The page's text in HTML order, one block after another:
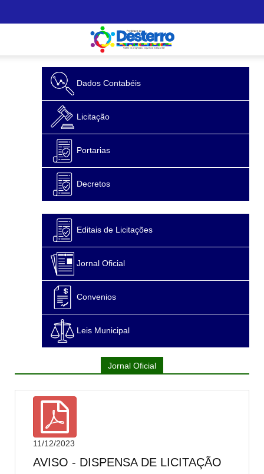
Dados Contabéis
Licitação
Portarias
Decretos
Editais de Licitações
Jornal Oficial
Convenios
Leis Municipal
Jornal Oficial
11/12/2023
AVISO - DISPENSA DE LICITAÇÃO